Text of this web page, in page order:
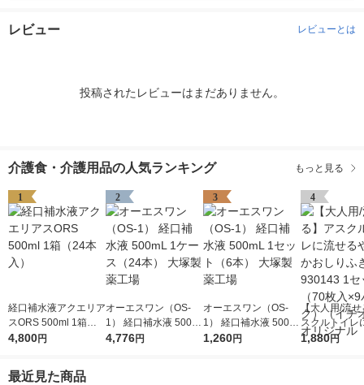
レビュー レビューとは
投稿されたレビューはまだありません。
介護食・介護用品の人気ランキング もっと見る
1
経口補水液アクエリア
スORS 500ml 1箱（2
4本入）
4,800円
2
オーエスワン（OS-
1） 経口補水液 500m
L 1ケース（24本） 大
4,776円
3
オーエスワン（OS-
1） 経口補水液 500m
L 1セット（6本） 大
1,260円
4
【大人用/流
スクルトイレ
やわらかおし
1,880円
最近見た商品